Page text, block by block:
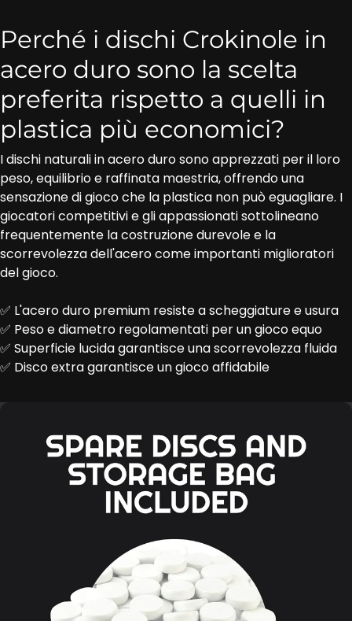
Perché i dischi Crokinole in
acero duro sono la scelta
preferita rispetto a quelli in
plastica più economici?
I dischi naturali in acero duro sono apprezzati per il loro
peso, equilibrio e raffinata maestria, offrendo una
sensazione di gioco che la plastica non può eguagliare. I
giocatori competitivi e gli appassionati sottolineano
frequentemente la costruzione durevole e la
scorrevolezza dell'acero come importanti miglioratori
del gioco.
✅ L'acero duro premium resiste a scheggiature e usura
✅ Peso e diametro regolamentati per un gioco equo
✅ Superficie lucida garantisce una scorrevolezza fluida
✅ Disco extra garantisce un gioco affidabile